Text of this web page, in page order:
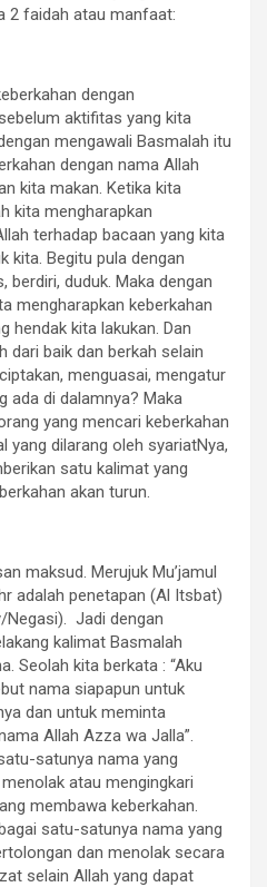
2 faidah atau manfaat:
dengan
aktifitas yang kita
mengawali Basmalah itu
dengan nama Allah
kita makan. Ketika kita
kita mengharapkan
terhadap bacaan yang kita
kita. Begitu pula dengan
duduk. Maka dengan
mengharapkan keberkahan
hendak kita lakukan. Dan
dari baik dan berkah selain
menguasai, mengatur
ada di dalamnya? Maka
yang mencari keberkahan
yang dilarang oleh syariatNya,
satu kalimat yang
akan turun.
adalah penetapan (Al Itsbat)
Negasi). Jadi dengan
kalimat Basmalah
Seolah kita berkata : “Aku
nama siapapun untuk
dan untuk meminta
Allah Azza wa Jalla”.
satunya nama yang
atau mengingkari
membawa keberkahan.
satu-satunya nama yang
dan menolak secara
selain Allah yang dapat